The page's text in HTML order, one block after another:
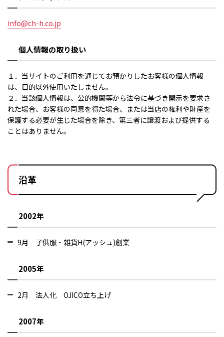
info@ch-h.co.jp
個人情報の取り扱い
１．当サイトのご利用を通じてお預かりしたお客様の個人情報
は、目的以外使用いたしません。
２．当該個人情報は、公的機関等から法令に基づき開示を要求さ
れた場合、お客様の同意を得た場合、または当店の権利や財産を
保護する必要が生じた場合を除き、第三者に譲渡および提供する
ことはありません。
沿革
2002年
9月 子供服・雑貨H(アッシュ)創業
2005年
2月 法人化 OJICO立ち上げ
2007年